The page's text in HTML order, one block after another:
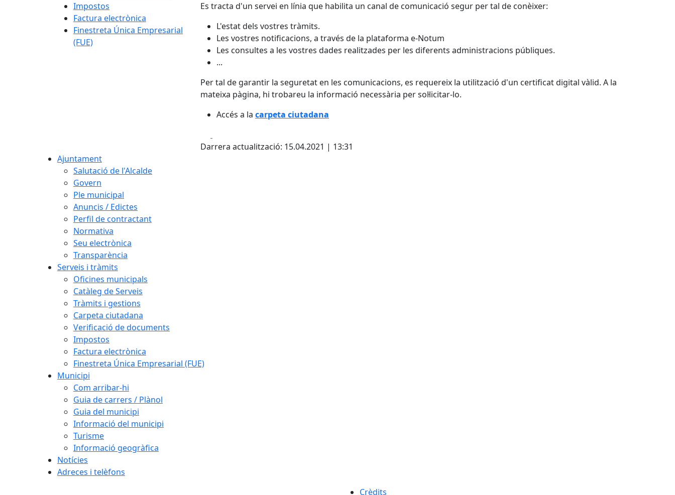
Impostos
Factura electrònica
Finestreta Única Empresarial
(FUE)
Es tracta d'un servei en línia que habilita un canal de comunicació segur per tal de conèixer:
L'estat dels vostres tràmits.
Les vostres notificacions, a través de la plataforma e-Notum
Les consultes a les vostres dades realitzades per les diferents administracions públiques.
...
Per tal de garantir la seguretat en les comunicacions, es requereix la utilització d'un certificat digital vàlid. A la
mateixa pàgina, hi trobareu la informació necessària per sol·licitar-lo.
Accés a la carpeta ciutadana
Darrera actualització: 15.04.2021 | 13:31
Ajuntament
Salutació de l'Alcalde
Govern
Ple municipal
Anuncis / Edictes
Perfil de contractant
Normativa
Seu electrònica
Transparència
Serveis i tràmits
Oficines municipals
Catàleg de Serveis
Tràmits i gestions
Carpeta ciutadana
Verificació de documents
Impostos
Factura electrònica
Finestreta Única Empresarial (FUE)
Municipi
Com arribar-hi
Guia de carrers / Plànol
Guia del municipi
Informació del municipi
Turisme
Informació geogràfica
Notícies
Adreces i telèfons
Crèdits